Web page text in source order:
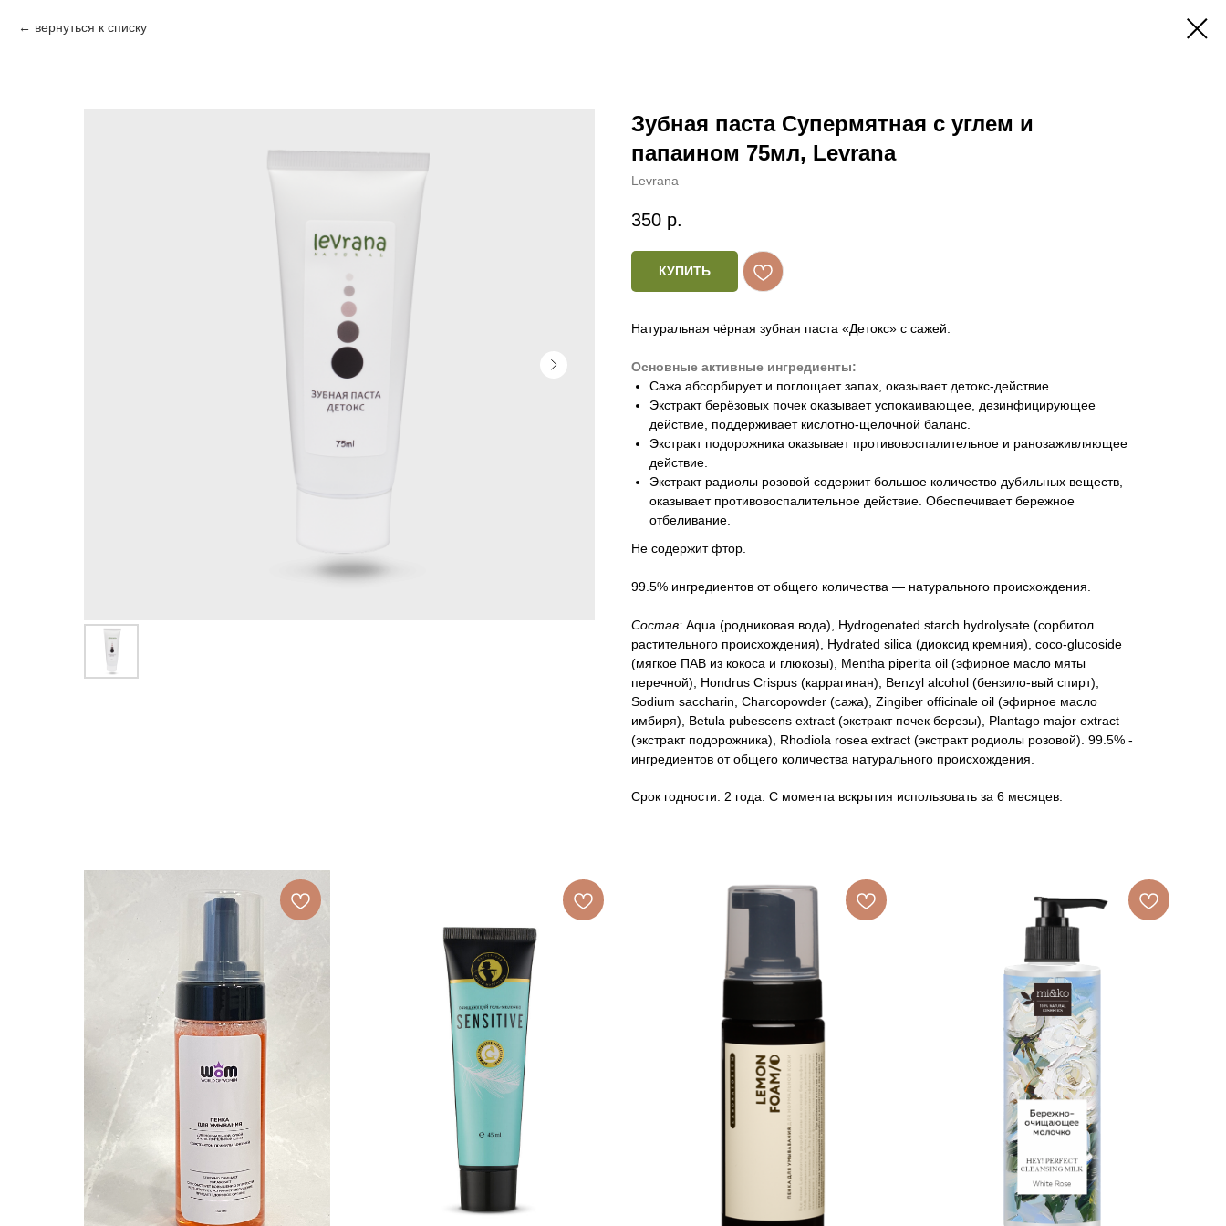
вернуться к списку
Зубная паста Супермятная с углем и
папаином 75мл, Levrana
Levrana
350 р.
КУПИТЬ
Натуральная чёрная зубная паста «Детокс» с сажей.
Основные активные ингредиенты:
Сажа абсорбирует и поглощает запах, оказывает детокс-действие.
Экстракт берёзовых почек оказывает успокаивающее, дезинфицирующее
действие, поддерживает кислотно-щелочной баланс.
Экстракт подорожника оказывает противовоспалительное и ранозаживляющее
действие.
Экстракт радиолы розовой содержит большое количество дубильных веществ,
оказывает противовоспалительное действие. Обеспечивает бережное
отбеливание.
Не содержит фтор.
99.5% ингредиентов от общего количества — натурального происхождения.
Состав: Aqua (родниковая вода), Hydrogenated starch hydrolysate (сорбитол
растительного происхождения), Hydrated silica (диоксид кремния), coco-glucoside
(мягкое ПАВ из кокоса и глюкозы), Mentha piperita oil (эфирное масло мяты
перечной), Hondrus Crispus (каррагинан), Benzyl alcohol (бензило-вый спирт),
Sodium saccharin, Charcopowder (сажа), Zingiber officinale oil (эфирное масло
имбиря), Betula pubescens extract (экстракт почек березы), Plantago major extract
(экстракт подорожника), Rhodiola rosea extract (экстракт родиолы розовой). 99.5% -
ингредиентов от общего количества натурального происхождения.
Срок годности: 2 года. С момента вскрытия использовать за 6 месяцев.